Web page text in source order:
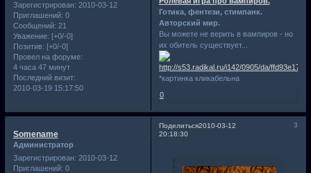
Зарегистрирован: 2010-03-12
Приглашений: 0
Сообщений: 21
Уважение: [+0/-0]
Позитив: [+0/-0]
Провел на форуме:
4 часа 47 минут
Последний визит:
2010-03-19 15:17:50
Готика, фентези, стимпанк.
Авторский мир.
Вы можете не верить в вампиров - но
их обитель существует...
*картинка кликабельна
0
Поделиться 3
2010-03-12
20:18:30
Somename
Администратор
Зарегистрирован: 2010-03-12
Приглашений: 0